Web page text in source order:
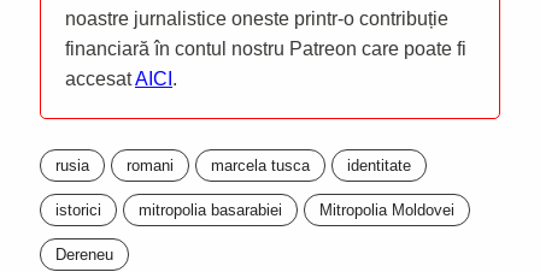
noastre jurnalistice oneste printr-o contribuție
financiară în contul nostru Patreon care poate fi
accesatAICI .
rusia romani marcela tusca identitate
istorici mitropolia basarabiei Mitropolia Moldovei
Dereneu